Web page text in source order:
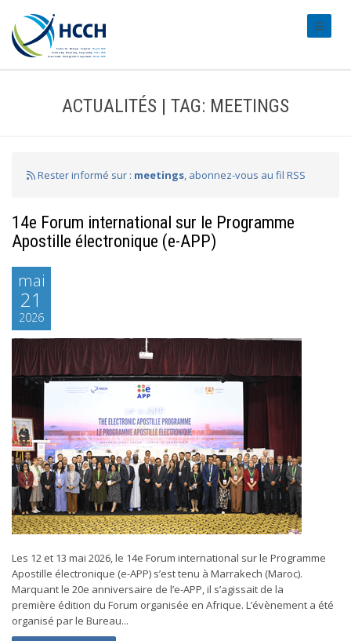
ACTUALITÉS | TAG: MEETINGS
Rester informé sur : meetings, abonnez-vous au fil RSS
14e Forum international sur le Programme
Apostille électronique (e-APP)
mai
21
2026
Les 12 et 13 mai 2026, le 14e Forum international sur le Programme
Apostille électronique (e-APP) s’est tenu à Marrakech (Maroc).
Marquant le 20e anniversaire de l’e-APP, il s’agissait de la
première édition du Forum organisée en Afrique. L’évènement a été
organisé par le Bureau...